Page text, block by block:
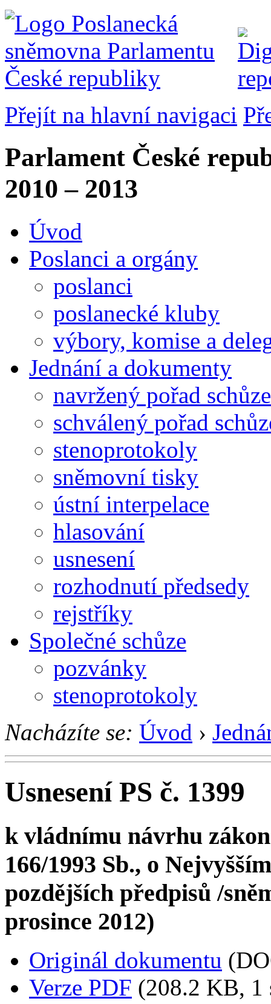
Přejít na hlavní navigaci
Parlament České
2010 – 2013
Úvod
Poslanci a orgány
poslanci
poslanecké kluby
výbory, komise a
Jednání a dokumenty
navržený pořad schůze
schválený pořad
stenoprotokoly
sněmovní tisky
ústní interpelace
hlasování
usnesení
rozhodnutí předsedy
rejstříky
Společné schůze
pozvánky
stenoprotokoly
Nacházíte se: Úvod ›
Usnesení PS č. 1399
k vládnímu návrhu
166/1993 Sb., o
pozdějších předpisů /
prosince 2012)
Originál dokumentu
Verze PDF (208.2 KB, 1